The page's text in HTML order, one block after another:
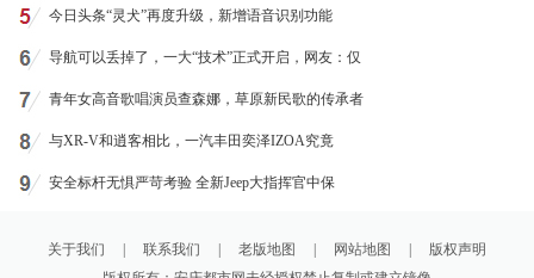
今日头条“灵犬”再度升级，新增语音识别功能
导航可以丢掉了，一大“技术”正式开启，网友：仅
青年女高音歌唱演员查森娜，草原新民歌的传承者
与XR-V和逍客相比，一汽丰田奕泽IZOA究竟
安全标杆无惧严苛考验 全新Jeep大指挥官中保
关于我们 联系我们 老版地图 网站地图
版权声明